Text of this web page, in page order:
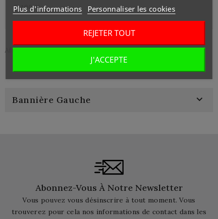
5 400 ¥
Affichage 1-3 de 3 article(s)
Bannière Gauche 
Abonnez-Vous À Notre Newsletter
Vous pouvez vous désinscrire à tout moment. Vous
trouverez pour cela nos informations de contact dans les
Plus d'informations Personnaliser les cookies
REJETER TOUT
J'ACCEPTE